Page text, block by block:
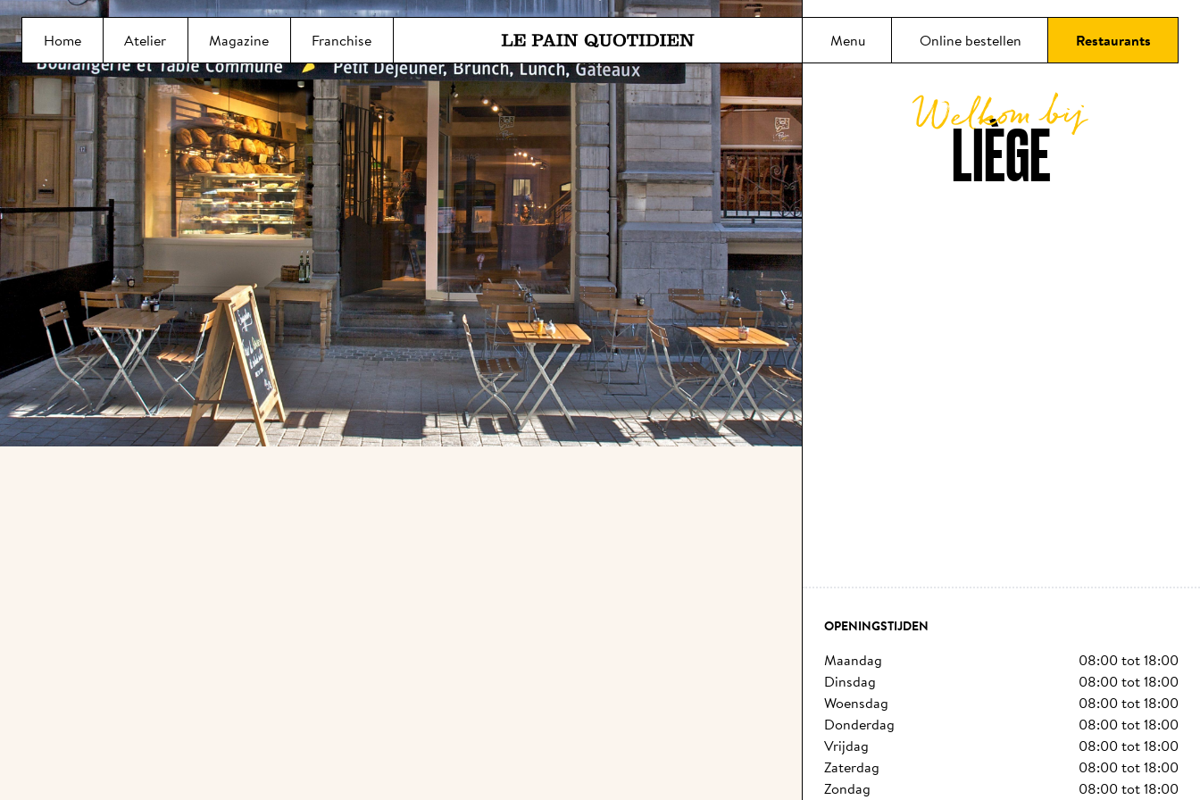
Spring direct naar de hoofdinhoud
Home
Atelier Magazine Franchise
Le Pain Quotidien betekent Het Dagelijks Brood
Menu Online bestellen Restaurants
LIÈGE
Welkom bij
OPENINGSTIJDEN
maandag 08:00tot18:00
dinsdag
08:00tot18:00
woensdag
08:00tot18:00
donderdag
08:00tot18:00
vrijdag
08:00tot18:00
zaterdag
08:00tot18:00
zondag
08:00tot18:00